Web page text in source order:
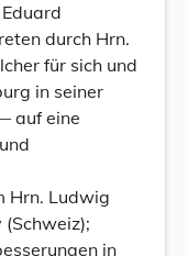
durch Hrn.
für sich und
in seiner
auf eine
Hrn. Ludwig
in